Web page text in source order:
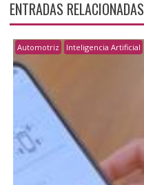
ENTRADAS RELACIONADAS
Automotriz Inteligencia Artificial